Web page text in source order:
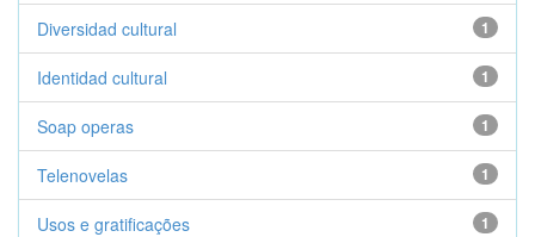
1
Diversidad cultural
1
Identidad cultural
1
Soap operas
1
Telenovelas
1
Usos e gratificações